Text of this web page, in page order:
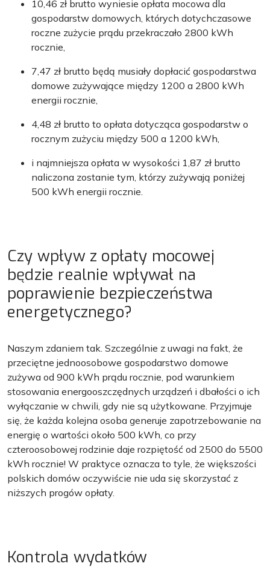
10,46 zł brutto wyniesie opłata mocowa dla
gospodarstw domowych, których dotychczasowe
roczne zużycie prądu przekraczało 2800 kWh
rocznie,
7,47 zł brutto będą musiały dopłacić gospodarstwa
domowe zużywające między 1200 a 2800 kWh
energii rocznie,
4,48 zł brutto to opłata dotycząca gospodarstw o
rocznym zużyciu między 500 a 1200 kWh,
i najmniejsza opłata w wysokości 1,87 zł brutto
naliczona zostanie tym, którzy zużywają poniżej
500 kWh energii rocznie.
Czy wpływ z opłaty mocowej
będzie realnie wpływał na
poprawienie bezpieczeństwa
energetycznego?
Naszym zdaniem tak. Szczególnie z uwagi na fakt, że
przeciętne jednoosobowe gospodarstwo domowe
zużywa od 900 kWh prądu rocznie, pod warunkiem
stosowania energooszczędnych urządzeń i dbałości o ich
wyłączanie w chwili, gdy nie są użytkowane. Przyjmuje
się, że każda kolejna osoba generuje zapotrzebowanie na
energię o wartości około 500 kWh, co przy
czteroosobowej rodzinie daje rozpiętość od 2500 do 5500
kWh rocznie! W praktyce oznacza to tyle, że większości
polskich domów oczywiście nie uda się skorzystać z
niższych progów opłaty.
Kontrola wydatków